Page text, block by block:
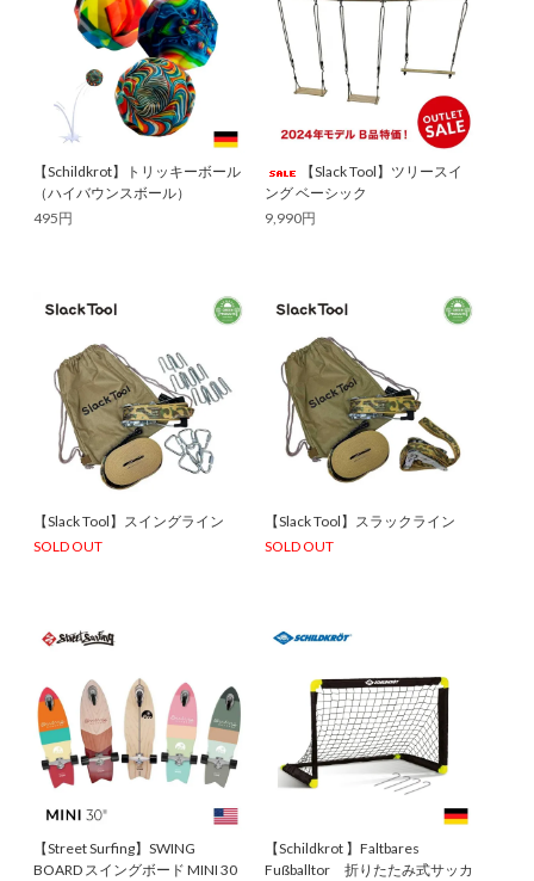
【Schildkrot】トリッキーボール
（ハイバウンスボール）
495円
【Slack Tool】ツリースイ
ング ベーシック
9,990円
【Slack Tool】スイングライン
SOLD OUT
【Slack Tool】スラックライン
SOLD OUT
【Street Surfing】SWING
BOARD スイングボード MINI 30
【Schildkrot 】Faltbares
Fußballtor 折りたたみ式サッカ